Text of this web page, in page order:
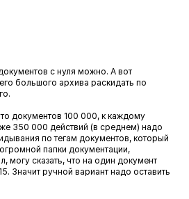
с нуля можно. А вот
большого архива раскидать по
документов 100 000, к каждому
350 000 действий (в среднем) надо
по тегам документов, который
папки документации,
могу сказать, что на один документ
Значит ручной вариант надо оставить